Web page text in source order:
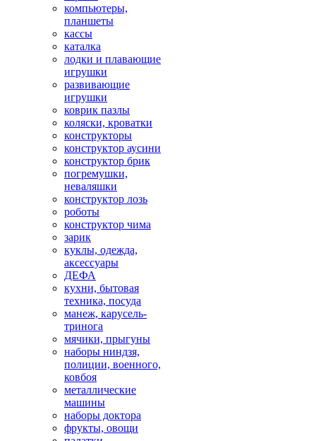
компьютеры,
планшеты
кассы
каталка
лодки и плавающие
игрушки
развивающие
игрушки
коврик пазлы
коляски, кроватки
конструкторы
конструктор аусини
конструктор брик
погремушки,
неваляшки
конструктор лозь
роботы
конструктор чима
зарик
куклы, одежда,
аксессуары
ДЕФА
кухни, бытовая
техника, посуда
манеж, карусель-
тринога
мячики, прыгуны
наборы ниндзя,
полиции, военного,
ковбоя
металлические
машины
наборы доктора
фрукты, овощи